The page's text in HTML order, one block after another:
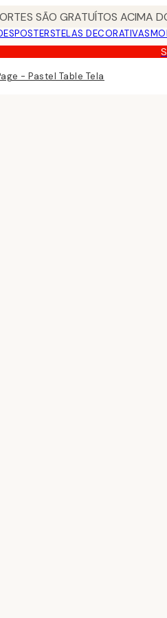
SÃO GRATUÍTOS ACIMA
POSTERSTELAS DECORATIVAS
- Pastel Table Tela